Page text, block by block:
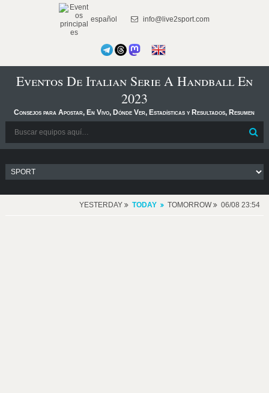
español info@live2sport.com
Eventos De Italian Serie A Handball En
2023
Consejos para Apostar, En Vivo, Dónde Ver, Estadísticas y Resultados, Resumen
YESTERDAY TODAY TOMORROW 06/08 23:54